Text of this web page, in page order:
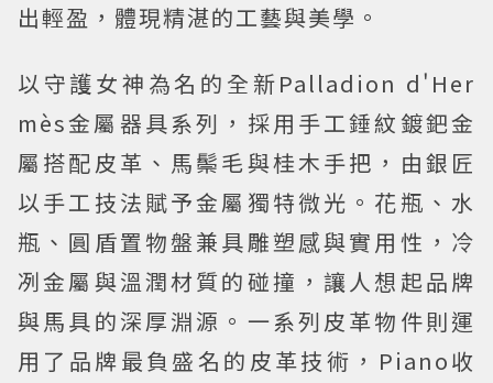
出輕盈，體現精湛的工藝與美學。
以守護女神為名的全新Palladion d'Her
mès金屬器具系列，採用手工錘紋鍍鈀金
屬搭配皮革、馬鬃毛與桂木手把，由銀匠
以手工技法賦予金屬獨特微光。花瓶、水
瓶、圓盾置物盤兼具雕塑感與實用性，冷
冽金屬與溫潤材質的碰撞，讓人想起品牌
與馬具的深厚淵源。一系列皮革物件則運
用了品牌最負盛名的皮革技術，Piano收